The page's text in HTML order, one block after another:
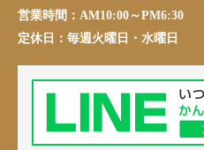
営業時間： AM10:00～PM6:30
定休日： 毎週火曜日・水曜日